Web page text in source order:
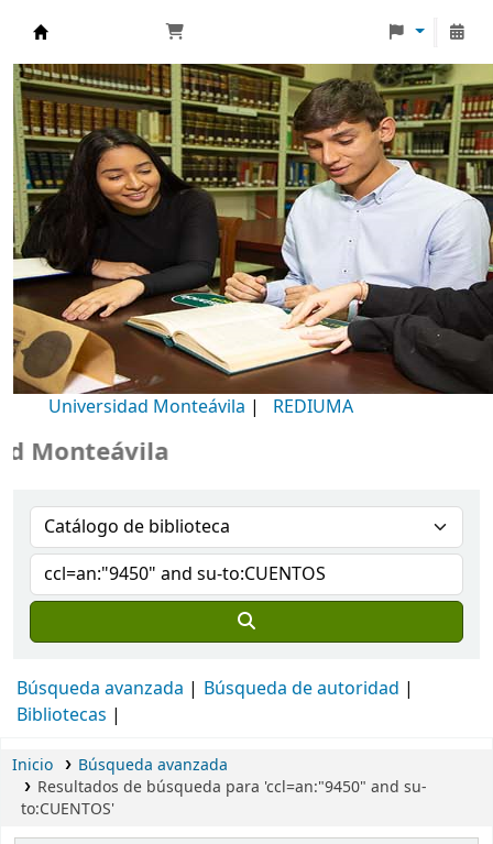
Biblioteca Universidad Monteávila
Universidad Monteávila | REDIUMA
Búsqueda avanzada
Búsqueda de autoridad
Bibliotecas
Inicio
Búsqueda avanzada
Resultados de búsqueda para 'ccl=an:"9450" and su-
to:CUENTOS'